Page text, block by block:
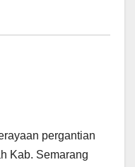
pergantian
Kab. Semarang